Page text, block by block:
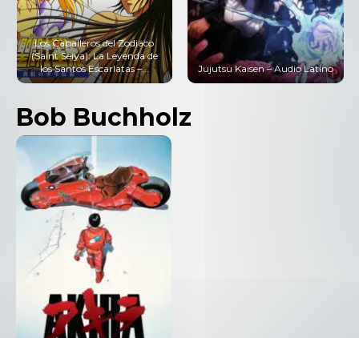
Los Caballeros del Zodiaco
(Saint Seiya): La Leyenda de
los Santos Escarlatas –...
Jujutsu Kaisen – Audio Latino
Bob Buchholz